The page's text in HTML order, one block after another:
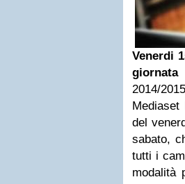
Venerdi
2014/
Mediaset
del
sabato,
tutti i
modalità